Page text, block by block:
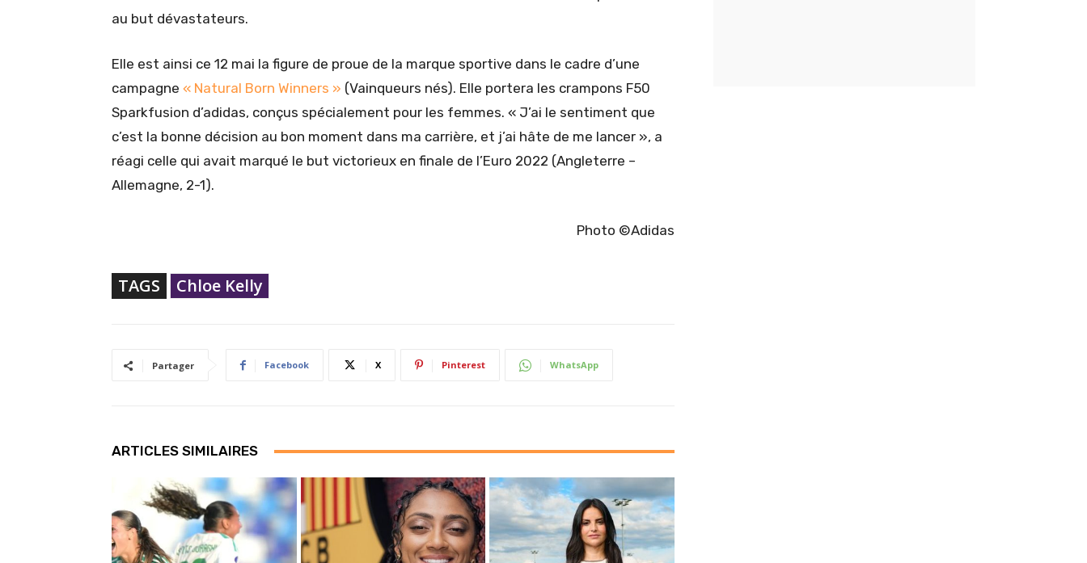
au but dévastateurs.
Elle est ainsi ce 12 mai la figure de proue de la marque sportive dans le cadre d’une
campagne « Natural Born Winners » (Vainqueurs nés). Elle portera les crampons F50
Sparkfusion d’adidas, conçus spécialement pour les femmes. « J’ai le sentiment que
c’est la bonne décision au bon moment dans ma carrière, et j’ai hâte de me lancer », a
réagi celle qui avait marqué le but victorieux en finale de l’Euro 2022 (Angleterre –
Allemagne, 2-1).
Photo ©Adidas
TAGS Chloe Kelly
Partager Facebook X Pinterest WhatsApp
ARTICLES SIMILAIRES